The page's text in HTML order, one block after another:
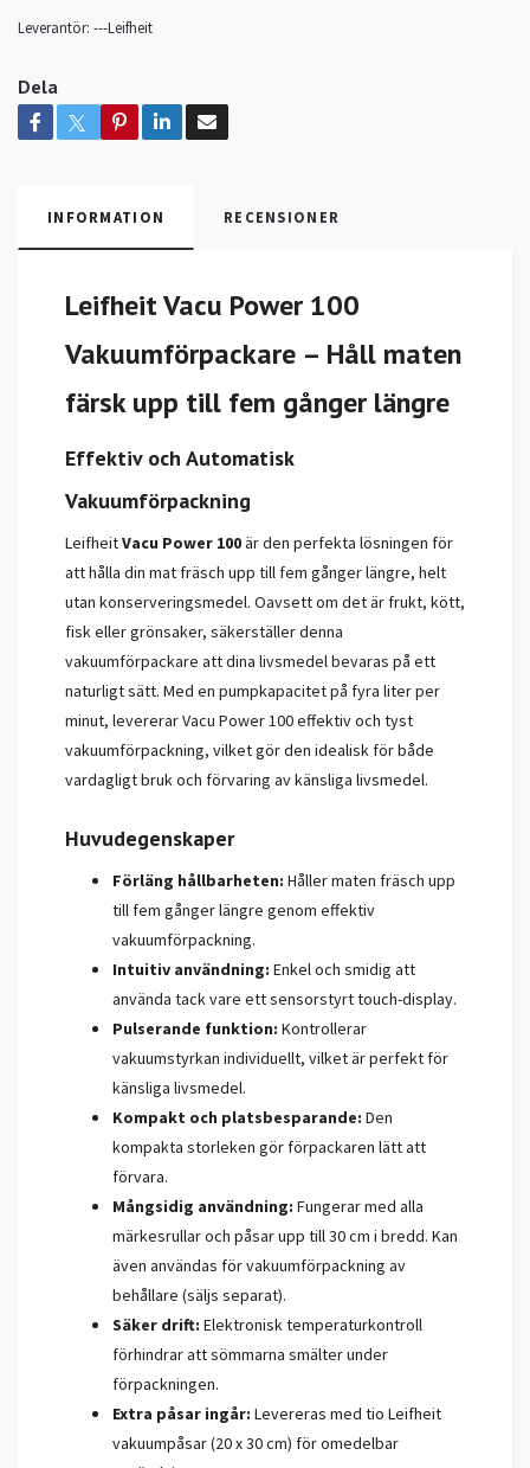
Leverantör: ---Leifheit
Dela
INFORMATION RECENSIONER
Leifheit Vacu Power 100
Vakuumförpackare – Håll maten
färsk upp till fem gånger längre
Effektiv och Automatisk
Vakuumförpackning
LeifheitVacu Power 100är den perfekta lösningen för
att hålla din mat fräsch upp till fem gånger längre, helt
utan konserveringsmedel. Oavsett om det är frukt, kött,
fisk eller grönsaker, säkerställer denna
vakuumförpackare att dina livsmedel bevaras på ett
naturligt sätt. Med en pumpkapacitet på fyra liter per
minut, levererar Vacu Power 100 effektiv och tyst
vakuumförpackning, vilket gör den idealisk för både
vardagligt bruk och förvaring av känsliga livsmedel.
Huvudegenskaper
Förläng hållbarheten: Håller maten fräsch upp
till fem gånger längre genom effektiv
vakuumförpackning.
Intuitiv användning: Enkel och smidig att
använda tack vare ett sensorstyrt touch-display.
Pulserande funktion: Kontrollerar
vakuumstyrkan individuellt, vilket är perfekt för
känsliga livsmedel.
Kompakt och platsbesparande: Den
kompakta storleken gör förpackaren lätt att
förvara.
Mångsidig användning: Fungerar med alla
märkesrullar och påsar upp till 30 cm i bredd. Kan
även användas för vakuumförpackning av
behållare (säljs separat).
Säker drift: Elektronisk temperaturkontroll
förhindrar att sömmarna smälter under
förpackningen.
Extra påsar ingår: Levereras med tio Leifheit
vakuumpåsar (20 x 30 cm) för omedelbar